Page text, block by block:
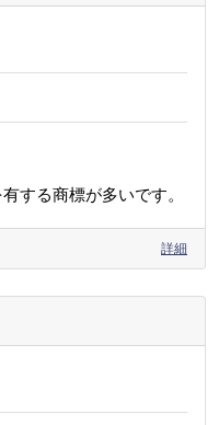
する商標が多いです。
詳細